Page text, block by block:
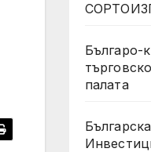
Българо-
палата